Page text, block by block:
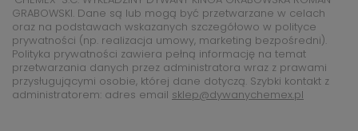
GRABOWSKI. Dane są lub mogą być przetwarzane w celach
oraz na podstawach wskazanych szczegółowo w polityce
prywatności (np. realizacja umowy, marketing bezpośredni).
Polityka prywatności zawiera pełną informację na temat
przetwarzania danych przez administratora wraz z prawami
przysługującymi osobie, której dane dotyczą. Szybki kontakt z
administratorem: adres email sklep@dywanychemex.pl